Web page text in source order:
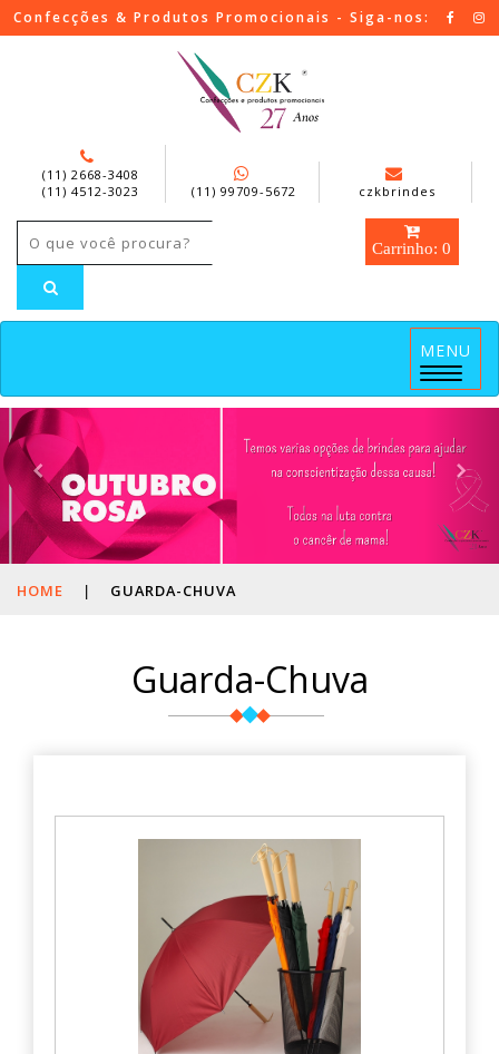
Confecções & Produtos Promocionais - Siga-nos:
(11) 2668-3408
(11) 4512-3023
(11) 99709-5672 czkbrindes
Carrinho: 0
MENU
Menu
HOME | GUARDA-CHUVA
Guarda-Chuva